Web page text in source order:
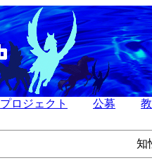
プロジェクト 公募
知